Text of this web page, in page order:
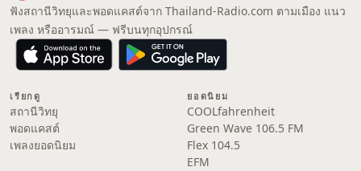
ฟังสถานีวิทยุและพอดแคสต์จาก Thailand-Radio.com ตามเมือง แนว
เพลง หรืออารมณ์ — ฟรีบนทุกอุปกรณ์
เรียกดู
สถานีวิทยุ
พอดแคสต์
เพลงยอดนิยม
ยอดนิยม
COOLfahrenheit
Green Wave 106.5 FM
Flex 104.5
EFM